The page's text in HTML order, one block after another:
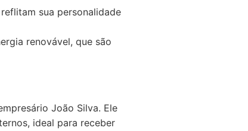
sua personalidade
renovável, que são
João Silva. Ele
ideal para receber